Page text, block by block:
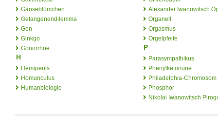
Gänseblümchen
Gefangenendilemma
Gen
Ginkgo
Gonorrhoe
H
Hemipenis
Homunculus
Humanbiologie
Alexander Iwanowitsch
Organell
Orgasmus
Orgelpfeife
P
Parasympathikus
Phenylketonurie
Philadelphia-Chromosom
Phosphor
Nikolai Iwanowitsch